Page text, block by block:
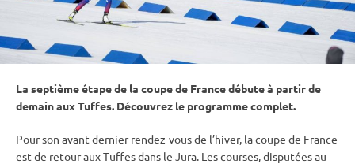
La septième étape de la coupe de France débute à partir de
demain aux Tuffes. Découvrez le programme complet.
Pour son avant-dernier rendez-vous de l’hiver, la coupe de France
est de retour aux Tuffes dans le Jura. Les courses, disputées au